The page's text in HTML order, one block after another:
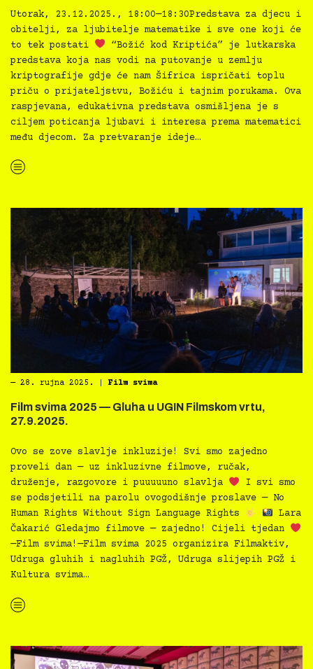
Utorak, 23.12.2025., 18:00—18:30Predstava za djecu i
obitelji, za ljubitelje matematike i sve one koji će
to tek postati
“Božić kod Kriptića” je lutkarska
predstava koja nas vodi na putovanje u zemlju
kriptografije gdje će nam Šifrica ispričati toplu
priču o prijateljstvu, Božiću i tajnim porukama. Ova
raspjevana, edukativna predstava osmišljena je s
ciljem poticanja ljubavi i interesa prema matematici
među djecom. Za pretvaranje ideje…
“Kazalište svima: Božić kod Kriptića”
― 28. rujna 2025. Film svima
Film svima 2025 — Gluha u UGIN Filmskom vrtu,
27.9.2025.
Ovo se zove slavlje inkluzije! Svi smo zajedno
proveli dan — uz inkluzivne filmove, ručak,
druženje, razgovore i puuuuuno slavlja
I svi smo
se podsjetili na parolu ovogodišnje proslave — No
Human Rights Without Sign Language Rights
Lara
Čakarić Gledajmo filmove — zajedno! Cijeli tjedan
—Film svima!—Film svima 2025 organizira Filmaktiv,
Udruga gluhih i nagluhih PGŽ, Udruga slijepih PGŽ i
Kultura svima…
“Film svima 2025 — Gluha u UGIN Filmskom vrtu, 27.9.2025.”